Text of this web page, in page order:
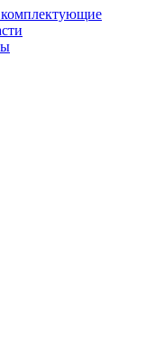
комплектующие